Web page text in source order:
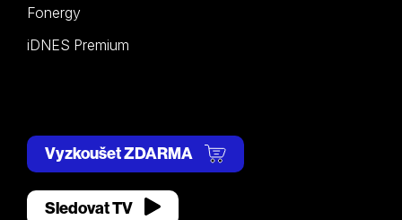
Fonergy
iDNES Premium
Vyzkoušet ZDARMA
Sledovat TV